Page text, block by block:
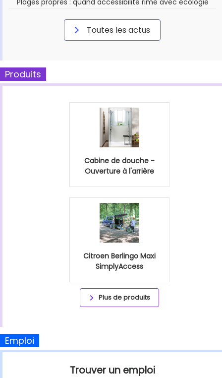
Plages propres : quand accessibilité rime avec écologie
Toutes les actus
Produits
Cabine de douche -
Ouverture à l'arrière
Citroen Berlingo Maxi
SimplyAccess
Plus de produits
Emploi
Trouver un emploi